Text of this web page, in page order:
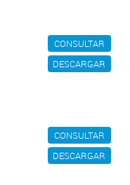
CONSULTAR
DESCARGAR
CONSULTAR
DESCARGAR